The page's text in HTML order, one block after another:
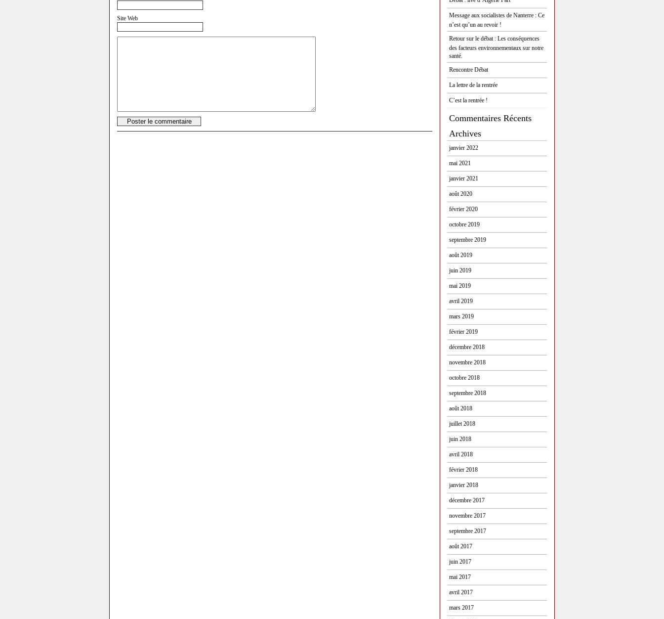
Site Web Message aux socialistes de Nanterre : Ce
n’est qu’un au revoir !
Retour sur le débat : Les conséquences
des facteurs environnementaux sur notre
santé.
Rencontre Débat
La lettre de la rentrée
C’est la rentrée !
Commentaires Récents
Archives
janvier 2022
mai 2021
janvier 2021
août 2020
février 2020
octobre 2019
septembre 2019
août 2019
juin 2019
mai 2019
avril 2019
mars 2019
février 2019
décembre 2018
novembre 2018
octobre 2018
septembre 2018
août 2018
juillet 2018
juin 2018
avril 2018
février 2018
janvier 2018
décembre 2017
novembre 2017
septembre 2017
août 2017
juin 2017
mai 2017
avril 2017
mars 2017